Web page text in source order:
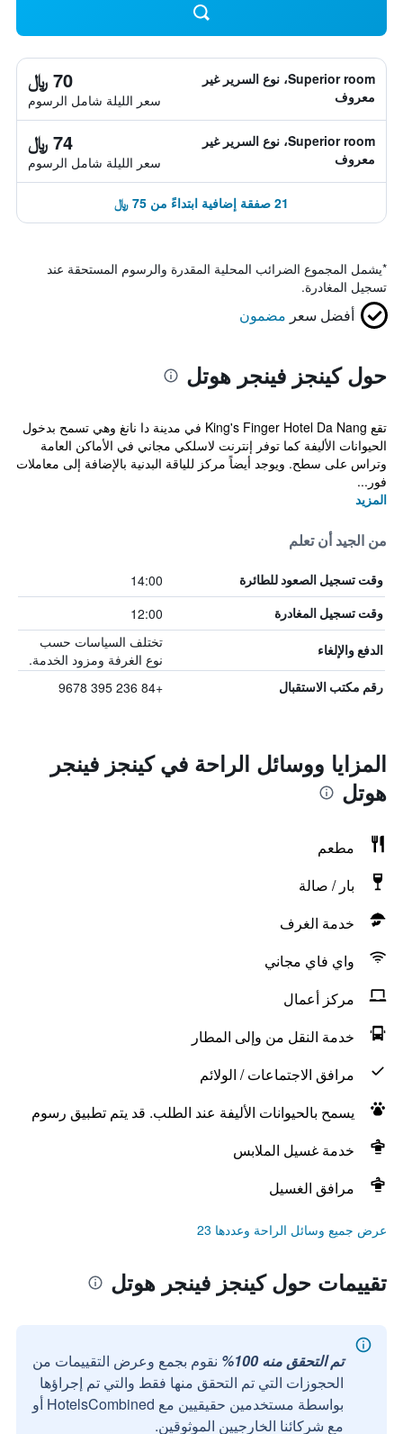
Superior room، نوع السرير غير
معروف
70 ﷼
سعر الليلة شامل الرسوم
Superior room، نوع السرير غير
معروف
74 ﷼
سعر الليلة شامل الرسوم
21 صفقة إضافية ابتداءً من 75 ﷼
*يشمل المجموع الضرائب المحلية المقدرة والرسوم المستحقة عند
تسجيل المغادرة.
أفضل سعر مضمون
حول كينجز فينجر هوتل
تقع King's Finger Hotel Da Nang في مدينة دا نانغ وهي تسمح بدخول
الحيوانات الأليفة كما توفر إنترنت لاسلكي مجاني في الأماكن العامة
وتراس على سطح. ويوجد أيضاً مركز للياقة البدنية بالإضافة إلى معاملات
فور...
المزيد
من الجيد أن تعلم
وقت تسجيل الصعود للطائرة 14:00
وقت تسجيل المغادرة 12:00
الدفع والإلغاء
تختلف السياسات حسب
نوع الغرفة ومزود الخدمة.
رقم مكتب الاستقبال +84 236 395 9678
المزايا ووسائل الراحة في كينجز فينجر
هوتل
مطعم
بار / صالة
خدمة الغرف
واي فاي مجاني
مركز أعمال
خدمة النقل من وإلى المطار
مرافق الاجتماعات / الولائم
يسمح بالحيوانات الأليفة عند الطلب. قد يتم تطبيق رسوم
خدمة غسيل الملابس
مرافق الغسيل
عرض جميع وسائل الراحة وعددها 23
تقييمات حول كينجز فينجر هوتل
تم التحقق منه 100%
نقوم بجمع وعرض التقييمات من
الحجوزات التي تم التحقق منها فقط والتي تم إجراؤها
بواسطة مستخدمين حقيقيين مع HotelsCombined أو
مع شركائنا الخارجيين الموثوقين.